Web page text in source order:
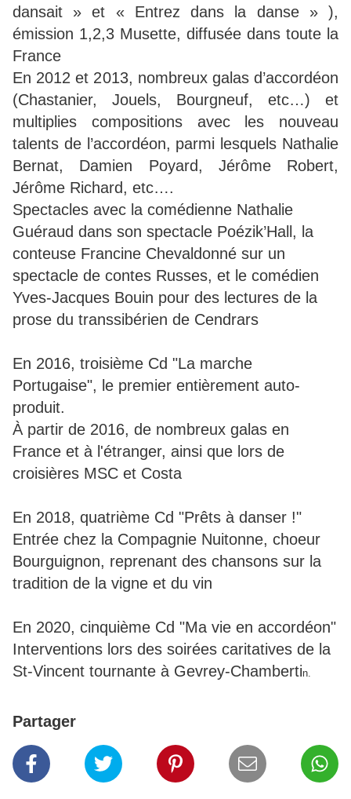
dansait » et « Entrez dans la danse » ),
émission 1,2,3 Musette, diffusée dans toute la
France
En 2012 et 2013, nombreux galas d’accordéon
(Chastanier, Jouels, Bourgneuf, etc…) et
multiplies compositions avec les nouveau
talents de l’accordéon, parmi lesquels Nathalie
Bernat, Damien Poyard, Jérôme Robert,
Jérôme Richard, etc….
Spectacles avec la comédienne Nathalie
Guéraud dans son spectacle Poézik’Hall, la
conteuse Francine Chevaldonné sur un
spectacle de contes Russes, et le comédien
Yves-Jacques Bouin pour des lectures de la
prose du transsibérien de Cendrars
En 2016, troisième Cd "La marche
Portugaise", le premier entièrement auto-
produit.
À partir de 2016, de nombreux galas en
France et à l'étranger, ainsi que lors de
croisières MSC et Costa
En 2018, quatrième Cd "Prêts à danser !"
Entrée chez la Compagnie Nuitonne, choeur
Bourguignon, reprenant des chansons sur la
tradition de la vigne et du vin
En 2020, cinquième Cd "Ma vie en accordéon"
Interventions lors des soirées caritatives de la
St-Vincent tournante à Gevrey-Chambertin.
Partager